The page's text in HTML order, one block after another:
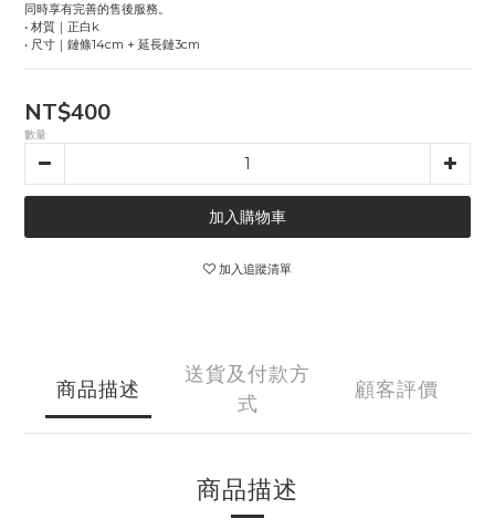
同時享有完善的售後服務。
• 材質｜正白k
• 尺寸｜鏈條14cm + 延長鏈3cm
NT$400
數量
加入購物車
加入追蹤清單
商品描述
送貨及付款方
式
顧客評價
商品描述